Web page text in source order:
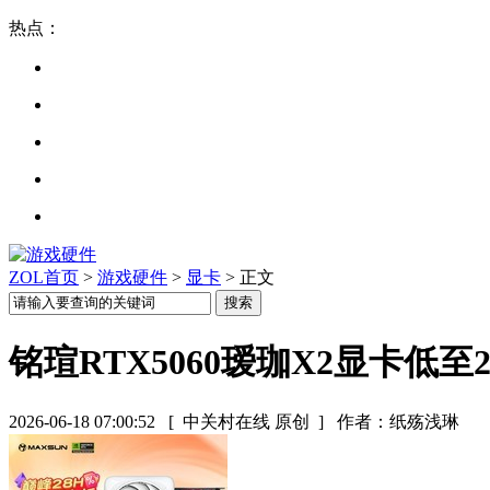
热点：
ZOL首页 > 游戏硬件 > 显卡 > 正文
铭瑄RTX5060瑷珈X2显卡低至
2026-06-18 07:00:52 [ 中关村在线 原创 ] 作者：纸殇浅琳